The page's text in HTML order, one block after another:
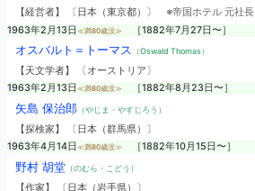
【経営者】 〔日本（東京都）〕 ※帝国ホテル 元社長
1963年2月13日 ≪満80歳没≫ ［1882年7月27日〜］
オスバルト＝トーマス （Oswald Thomas）
【天文学者】 〔オーストリア〕
1963年2月13日 ≪満80歳没≫ ［1882年8月23日〜］
矢島 保治郎（やじま・やすじろう）
【探検家】 〔日本（群馬県）〕
1963年4月14日 ≪満80歳没≫ ［1882年10月15日〜］
野村 胡堂（のむら・こどう）
【作家】 〔日本（岩手県）〕